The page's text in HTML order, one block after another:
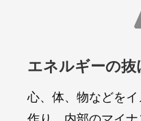
エネルギーの抜
心、体、物などを